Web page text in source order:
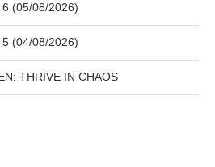
6 (05/08/2026)
5 (04/08/2026)
THRIVE IN CHAOS